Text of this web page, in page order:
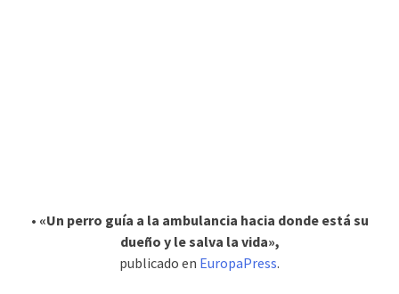
• «Un perro guía a la ambulancia hacia donde está su
dueño y le salva la vida»,
publicado en EuropaPress.